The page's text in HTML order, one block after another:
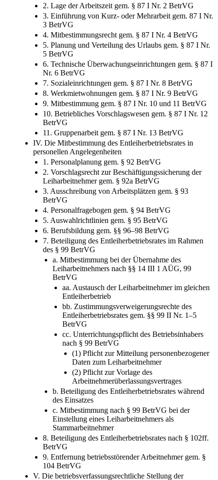
2. Lage der Arbeitszeit gem. § 87 I Nr. 2 BetrVG
3. Einführung von Kurz- oder Mehrarbeit gem. 87 I Nr.
3 BetrVG
4. Mitbestimmungsrecht gem. § 87 I Nr. 4 BetrVG
5. Planung und Verteilung des Urlaubs gem. § 87 I Nr.
5 BetrVG
6. Technische Überwachungseinrichtungen gem. § 87 I
Nr. 6 BetrVG
7. Sozialeinrichtungen gem. § 87 I Nr. 8 BetrVG
8. Werkmietwohnungen gem. § 87 I Nr. 9 BetrVG
9. Mitbestimmung gem. § 87 I Nr. 10 und 11 BetrVG
10. Betriebliches Vorschlagswesen gem. § 87 I Nr. 12
BetrVG
11. Gruppenarbeit gem. § 87 I Nr. 13 BetrVG
IV. Die Mitbestimmung des Entleiherbetriebsrates in
personellen Angelegenheiten
1. Personalplanung gem. § 92 BetrVG
2. Vorschlagsrecht zur Beschäftigungssicherung der
Leiharbeitnehmer gem. § 92a BetrVG
3. Ausschreibung von Arbeitsplätzen gem. § 93
BetrVG
4. Personalfragebogen gem. § 94 BetrVG
5. Auswahlrichtlinien gem. § 95 BetrVG
6. Berufsbildung gem. §§ 96–98 BetrVG
7. Beteiligung des Entleiherbetriebsrates im Rahmen
des § 99 BetrVG
a. Mitbestimmung bei der Übernahme des
Leiharbeitnehmers nach §§ 14 III 1 AÜG, 99
BetrVG
aa. Austausch der Leiharbeitnehmer im gleichen
Entleiherbetrieb
bb. Zustimmungsverweigerungsrechte des
Entleiherbetriebsrates gem. §§ 99 II Nr. 1–5
BetrVG
cc. Unterrichtungspflicht des Betriebsinhabers
nach § 99 BetrVG
(1) Pflicht zur Mitteilung personenbezogener
Daten zum Leiharbeitnehmer
(2) Pflicht zur Vorlage des
Arbeitnehmerüberlassungsvertrages
b. Beteiligung des Entleiherbetriebsrates während
des Einsatzes
c. Mitbestimmung nach § 99 BetrVG bei der
Einstellung eines Leiharbeitnehmers als
Stammarbeitnehmer
8. Beteiligung des Entleiherbetriebsrates nach § 102ff.
BetrVG
9. Entfernung betriebsstörender Arbeitnehmer gem. §
104 BetrVG
V. Die betriebsverfassungsrechtliche Stellung der